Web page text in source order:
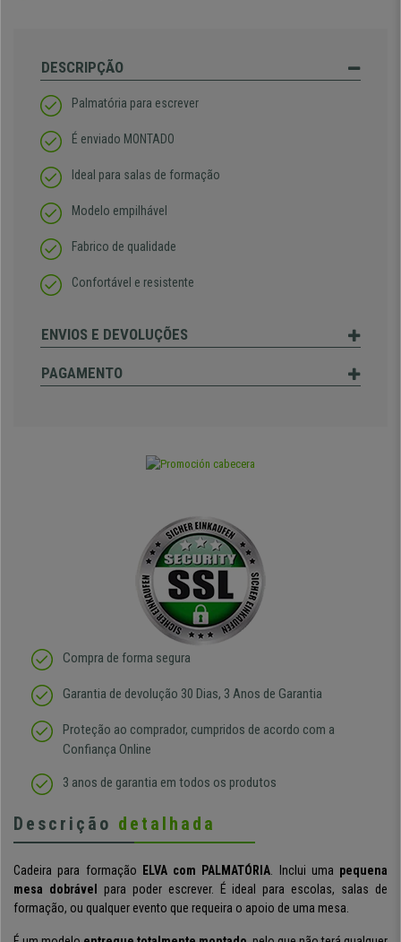
DESCRIPÇÃO
Palmatória para escrever
É enviado MONTADO
Ideal para salas de formação
Modelo empilhável
Fabrico de qualidade
Confortável e resistente
ENVIOS E DEVOLUÇÕES
PAGAMENTO
Compra de forma segura
Garantia de devolução 30 Dias, 3 Anos de Garantia
Proteção ao comprador, cumpridos de acordo com a
Confiança Online
3 anos de garantia em todos os produtos
Descrição detalhada
Cadeira para formação ELVA com PALMATÓRIA . Inclui uma pequena
mesa dobrável para poder escrever. É ideal para escolas, salas de
formação, ou qualquer evento que requeira o apoio de uma mesa.